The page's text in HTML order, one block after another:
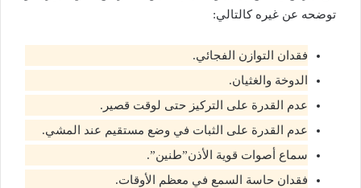
توضحه عن غيره كالتالي:
فقدان التوازن الفجائي.
الدوخة والغثيان.
عدم القدرة على التركيز حتى لوقت قصير.
عدم القدرة على الثبات في وضع مستقيم عند المشي.
سماع أصوات قوية الأذن”طنين”.
فقدان حاسة السمع في معظم الأوقات.